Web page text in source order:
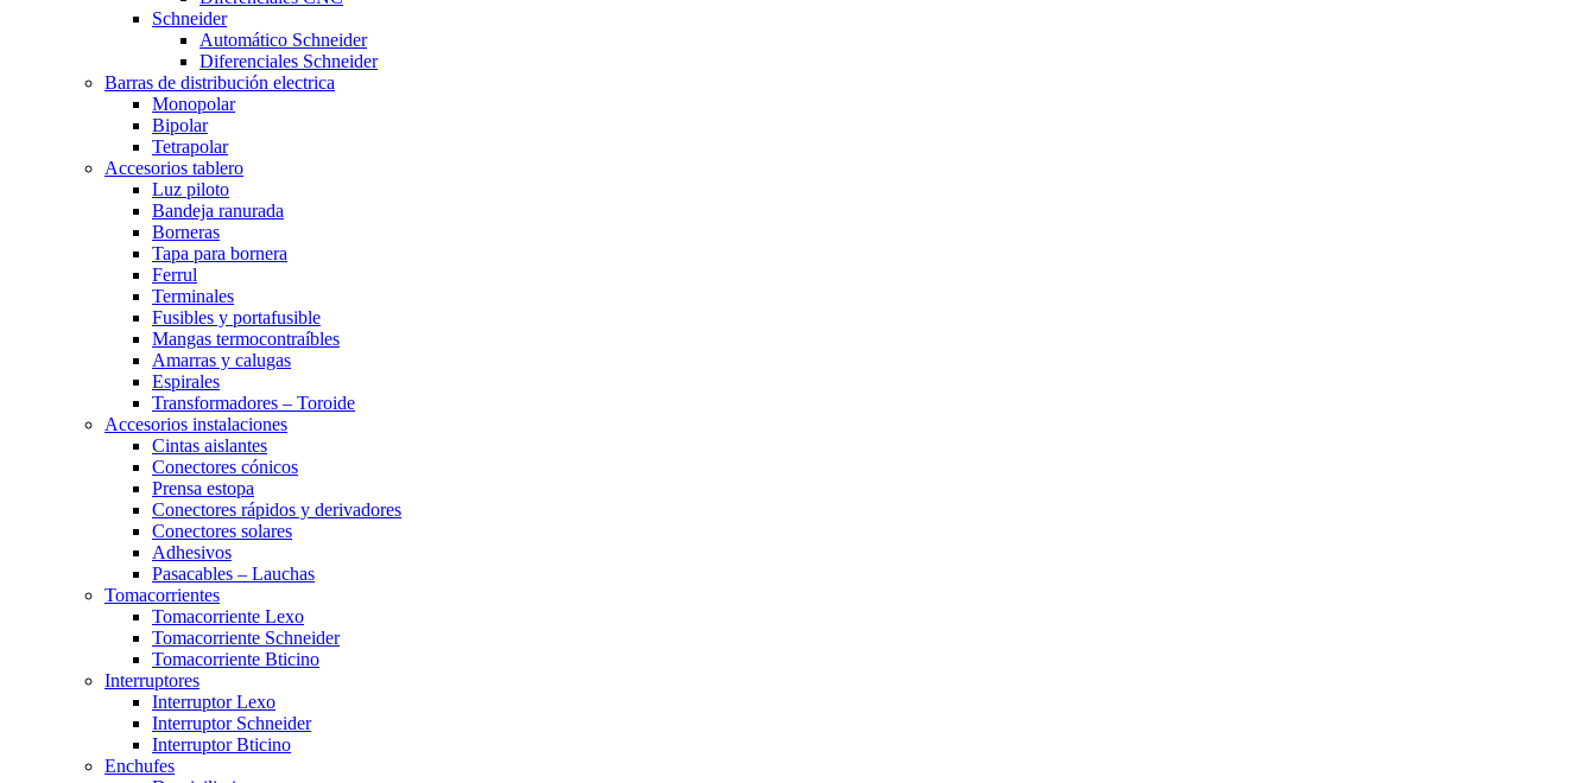
Schneider
Automático Schneider
Diferenciales Schneider
Barras de distribución electrica
Monopolar
Bipolar
Tetrapolar
Accesorios tablero
Luz piloto
Bandeja ranurada
Borneras
Tapa para bornera
Ferrul
Terminales
Fusibles y portafusible
Mangas termocontraíbles
Amarras y calugas
Espirales
Transformadores – Toroide
Accesorios instalaciones
Cintas aislantes
Conectores cónicos
Prensa estopa
Conectores rápidos y derivadores
Conectores solares
Adhesivos
Pasacables – Lauchas
Tomacorrientes
Tomacorriente Lexo
Tomacorriente Schneider
Tomacorriente Bticino
Interruptores
Interruptor Lexo
Interruptor Schneider
Interruptor Bticino
Enchufes